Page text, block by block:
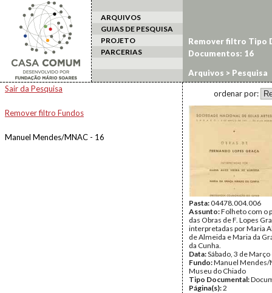
ARQUIVOS
GUIAS DE PESQUISA
PROJETO
PARCERIAS
Arquivos > Pesquisa
Sair da Pesquisa
Remover filtro Fundos
Manuel Mendes/MNAC - 16
Remover filtro Tipo
Documentos: 16
ordenar por:
Pasta:04478.004.006
Assunto:Folheto com o
das Obras de F. Lopes
interpretadas por Maria
de Almeida e Maria da
da Cunha.
Data:Sábado, 3 de
Fundo:Manuel Mendes/
Museu do Chiado
Tipo Documental:
Página(s):2